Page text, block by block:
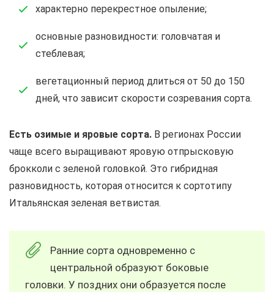
характерно перекрестное опыление;
основные разновидности: головчатая и
стеблевая;
вегетационный период длиться от 50 до 150
дней, что зависит скорости созревания сорта.
Есть озимые и яровые сорта. В регионах России
чаще всего выращивают яровую отпрысковую
брокколи с зеленой головкой. Это гибридная
разновидность, которая относится к сортотипу
Итальянская зеленая ветвистая.
Ранние сорта одновременно с
центральной образуют боковые
головки. У поздних они образуется после